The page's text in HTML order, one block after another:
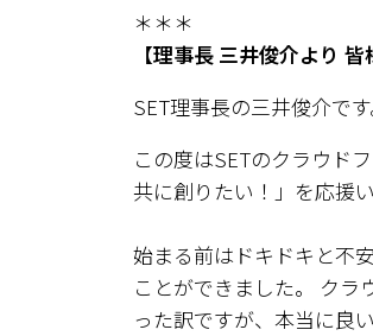
＊＊＊
【理事長 三井俊介より 皆
SET理事長の三井俊介です
この度はSETのクラウド
共に創りたい！」を応援
始まる前はドキドキと不
ことができました。 クラ
った訳ですが、本当に良